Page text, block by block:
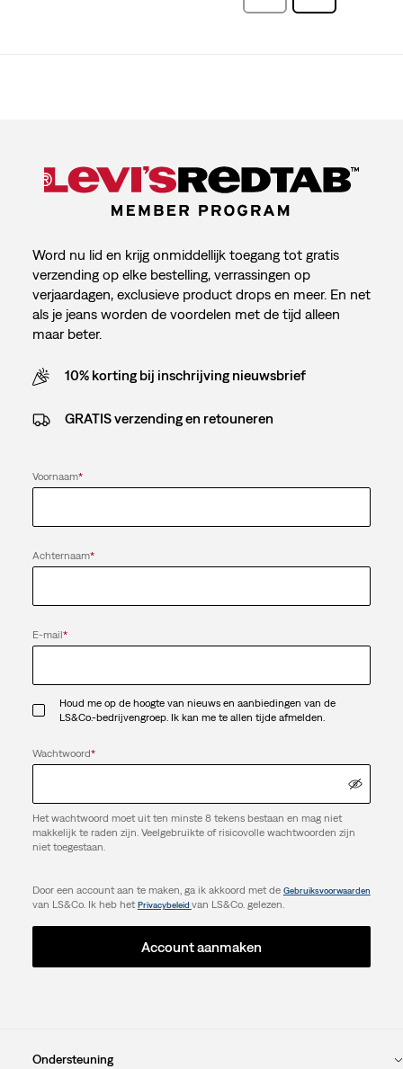
Beoordelingen
Word nu lid en krijg onmiddellijk toegang tot gratis
verzending op elke bestelling, verrassingen op
verjaardagen, exclusieve product drops en meer. En net
als je jeans worden de voordelen met de tijd alleen
maar beter.
10% korting bij inschrijving nieuwsbrief
GRATIS verzending en retouneren
Voornaam*
Achternaam*
E-mail*
Houd me op de hoogte van nieuws en aanbiedingen van de
LS&Co.-bedrijvengroep. Ik kan me te allen tijde afmelden.
Wachtwoord*
Het wachtwoord moet uit ten minste 8 tekens bestaan en mag niet
makkelijk te raden zijn. Veelgebruikte of risicovolle wachtwoorden zijn
niet toegestaan.
Door een account aan te maken, ga ik akkoord met de Gebruiksvoorwaarden
van LS&Co. Ik heb hetPrivacybeleid van LS&Co. gelezen.
Account aanmaken
Ondersteuning